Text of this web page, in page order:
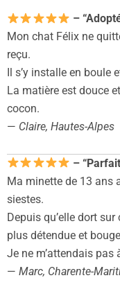
–
Mon chat Félix ne
reçu.
Il s’y installe en boule
La matière est douce
cocon.
— Claire, Hautes-Alpes
–
Ma minette de 13 ans
siestes.
Depuis qu’elle dort
plus détendue et
Je ne m’attendais pas
— Marc, Charente-